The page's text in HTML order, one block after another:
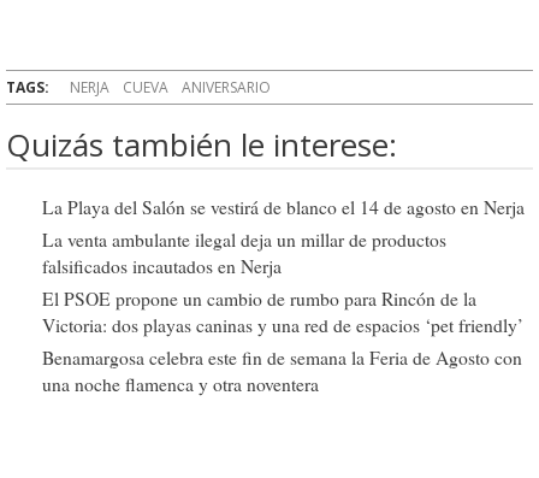
TAGS: NERJA CUEVA ANIVERSARIO
Quizás también le interese:
La Playa del Salón se vestirá de blanco el 14 de agosto en Nerja
La venta ambulante ilegal deja un millar de productos
falsificados incautados en Nerja
El PSOE propone un cambio de rumbo para Rincón de la
Victoria: dos playas caninas y una red de espacios ‘pet friendly’
Benamargosa celebra este fin de semana la Feria de Agosto con
una noche flamenca y otra noventera